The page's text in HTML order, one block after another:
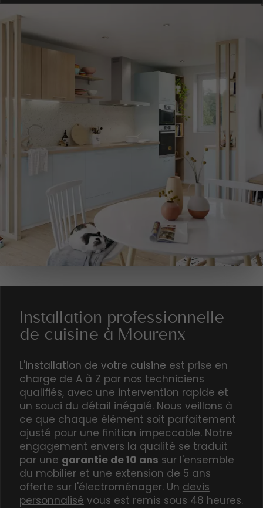
Installation professionnelle
de cuisine à Mourenx
L'installation de votre cuisine est prise en
charge de A à Z par nos techniciens
qualifiés, avec une intervention rapide et
un souci du détail inégalé. Nous veillons à
ce que chaque élément soit parfaitement
ajusté pour une finition impeccable. Notre
engagement envers la qualité se traduit
par une garantie de 10 ans sur l'ensemble
du mobilier et une extension de 5 ans
offerte sur l'électroménager. Un devis
personnalisé vous est remis sous 48 heures.